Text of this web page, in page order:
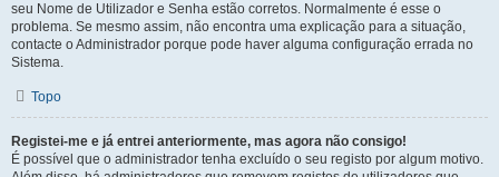
seu Nome de Utilizador e Senha estão corretos. Normalmente é esse o
problema. Se mesmo assim, não encontra uma explicação para a situação,
contacte o Administrador porque pode haver alguma configuração errada no
Sistema.
Topo
Registei-me e já entrei anteriormente, mas agora não consigo!
É possível que o administrador tenha excluído o seu registo por algum motivo.